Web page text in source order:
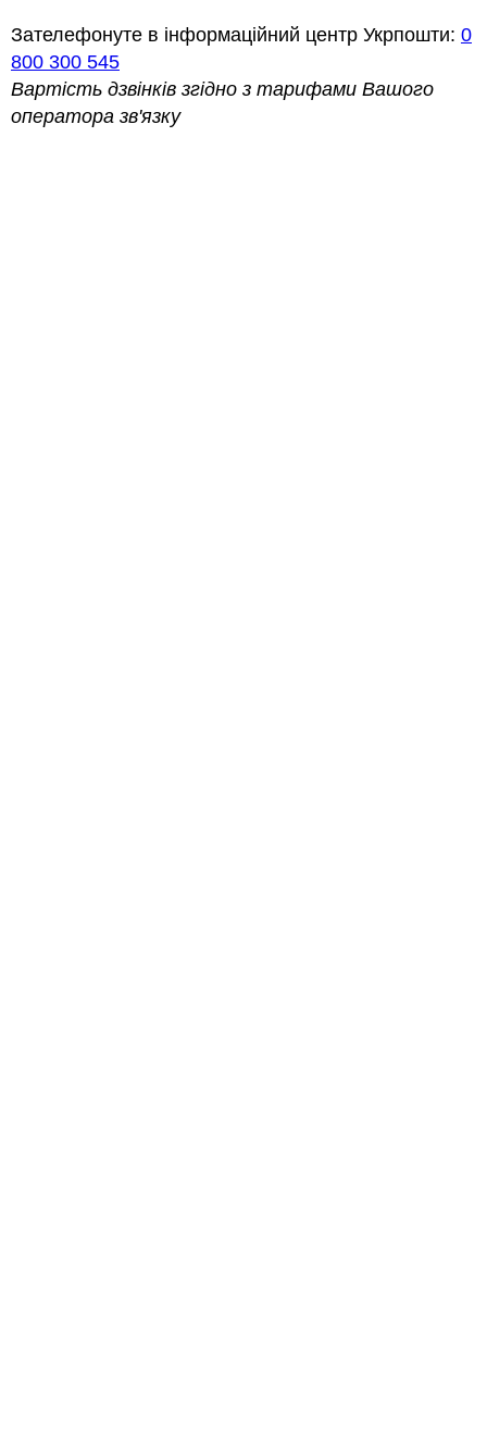
Зателефонуте в інформаційний центр Укрпошти: 0
800 300 545
Вартість дзвінків згідно з тарифами Вашого
оператора зв'язку